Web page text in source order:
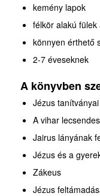
kemény lapok
félkör alakú
könnyen érthető
2-7 éveseknek
A könyvben
Jézus tanítványai
A vihar
Jairus lányának
Jézus és a
Zákeus
Jézus